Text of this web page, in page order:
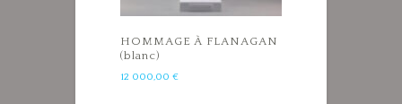
HOMMAGE À FLANAGAN
(blanc)
12 000,00 €